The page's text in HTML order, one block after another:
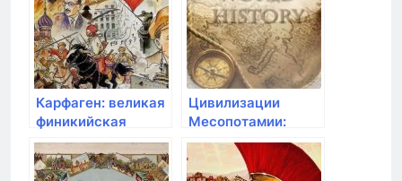
Карфаген: великая
финикийская
империя
Цивилизации
Месопотамии:
колыбель древней
истории